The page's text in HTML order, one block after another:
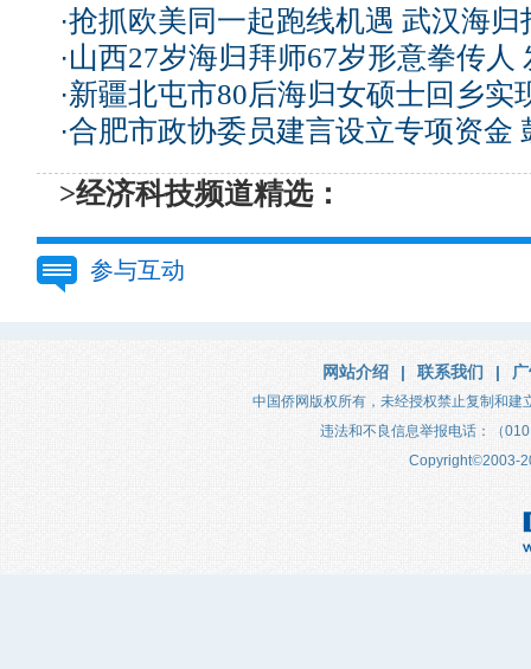
·抢抓欧美同一起跑线机遇 武汉海
·山西27岁海归拜师67岁形意拳传人
·新疆北屯市80后海归女硕士回乡实
·合肥市政协委员建言设立专项资金
>经济科技频道精选：
参与互动
网站介绍 | 联系我们 |
中国侨网版权所有，未经授权禁止复制和建
违法和不良信息举报电话：（
Copyright©2003-